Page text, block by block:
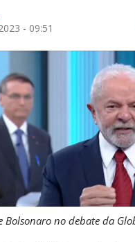
- 09:51
Bolsonaro no debate da